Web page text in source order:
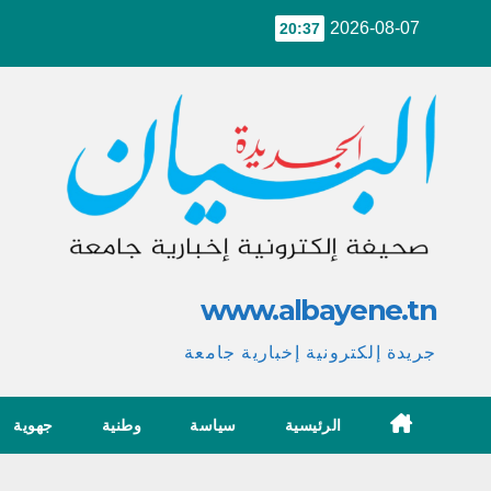
2026-08-07
20:37
www.albayene.tn
جريدة إلكترونية إخبارية جامعة
الرئيسية سياسة وطنية جهوية